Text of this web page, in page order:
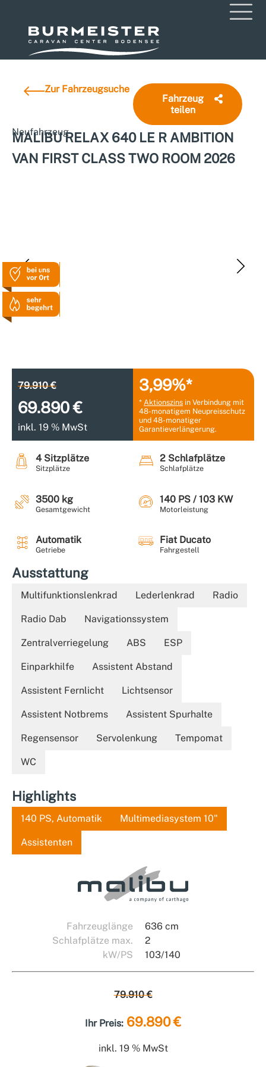
Zur Fahrzeugsuche
Fahrzeug
teilen
Neufahrzeug
MALIBU RELAX 640 LE R AMBITION
VAN FIRST CLASS TWO ROOM 2026
79.910 €
69.890 €
inkl. 19 % MwSt
3,99%*
* Aktionszins in Verbindung mit
48-monatigem Neupreisschutz
und 48-monatiger
Garantieverlängerung.
4 Sitzplätze
Sitzplätze
2 Schlafplätze
Schlafplätze
3500 kg
Gesamtgewicht
140 PS / 103 KW
Motorleistung
Automatik
Getriebe
Fiat Ducato
Fahrgestell
Ausstattung
Multifunktionslenkrad Lederlenkrad Radio
Radio Dab Navigationssystem
Zentralverriegelung ABS ESP
Einparkhilfe Assistent Abstand
Assistent Fernlicht Lichtsensor
Assistent Notbrems Assistent Spurhalte
Regensensor Servolenkung Tempomat
WC
Highlights
140 PS, Automatik Multimediasystem 10"
Assistenten
Fahrzeuglänge
636 cm
Schlafplätze max.
2
kW/PS
103/140
79.910 €
Ihr Preis: 69.890 €
inkl. 19 % MwSt